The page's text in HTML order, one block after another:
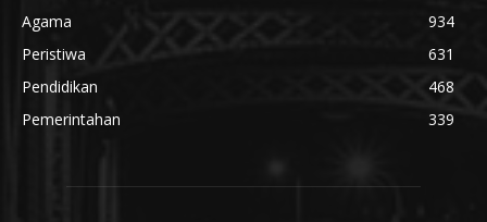
Agama
934
Peristiwa
631
Pendidikan
468
Pemerintahan
339